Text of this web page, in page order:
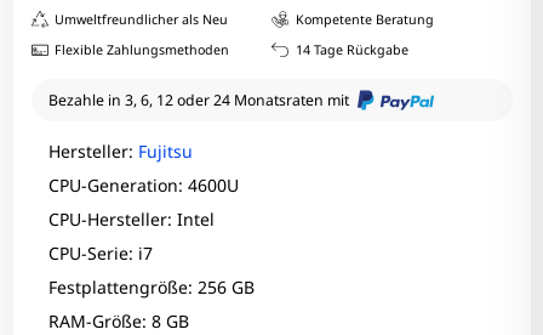
Umweltfreundlicher als Neu
Kompetente Beratung
Flexible Zahlungsmethoden
14 Tage Rückgabe
Bezahle in 3, 6, 12 oder 24 Monatsraten mit
Hersteller: Fujitsu
CPU-Generation: 4600U
CPU-Hersteller: Intel
CPU-Serie: i7
Festplattengröße: 256 GB
RAM-Größe: 8 GB